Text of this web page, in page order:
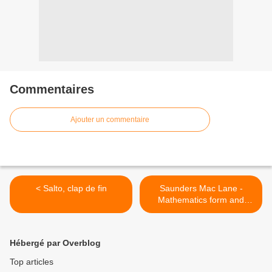
Commentaires
Ajouter un commentaire
< Salto, clap de fin
Saunders Mac Lane -
Mathematics form and
function - Geometry #5 >
Hébergé par Overblog
Top articles